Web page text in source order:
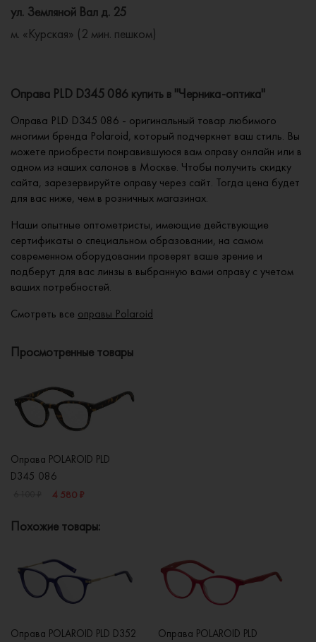
ул. Земляной Вал д. 25
м. «Курская» (2 мин. пешком)
Оправа PLD D345 086 купить в "Черника-оптика"
Оправа PLD D345 086 - оригинальный товар любимого
многими бренда Polaroid, который подчеркнет ваш стиль. Вы
можете приобрести понравившуюся вам оправу онлайн или в
одном из наших салонов в Москве. Чтобы получить скидку
сайта, зарезервируйте оправу через сайт. Тогда цена будет
для вас ниже, чем в розничных магазинах.
Наши опытные оптометристы, имеющие действующие
сертификаты о специальном образовании, на самом
современном оборудовании проверят ваше зрение и
подберут для вас линзы в выбранную вами оправу с учетом
ваших потребностей.
Смотреть все оправы Polaroid
Просмотренные товары
Оправа POLAROID PLD
D345 086
4 580 ₽
Похожие товары:
Оправа POLAROID PLD D352
Оправа POLAROID PLD